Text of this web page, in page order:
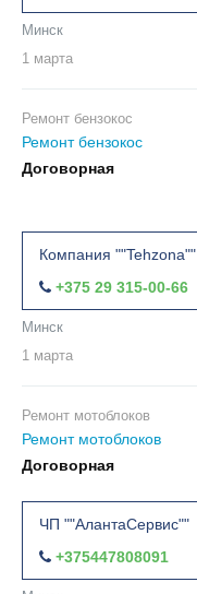
Минск
1 марта
Ремонт бензокос
Ремонт бензокос
Договорная
Компания ""Tehzona""
+375 29 315-00-66
Минск
1 марта
Ремонт мотоблоков
Ремонт мотоблоков
Договорная
ЧП ""АлантаСервис""
+375447808091